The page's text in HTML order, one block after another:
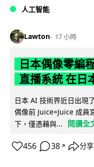
人工智能
Lawton 17 小時
日本偶像零編
直播系統 在日
日本 AI 技術界近日出現
偶像前 Juice=Juice 成員
下，僅憑藉與...
閱讀全
456 38 ↗ 分享